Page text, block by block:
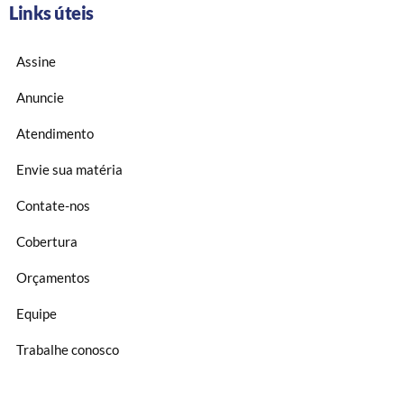
Links úteis
Assine
Anuncie
Atendimento
Envie sua matéria
Contate-nos
Cobertura
Orçamentos
Equipe
Trabalhe conosco